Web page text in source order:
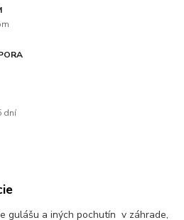
dní
gulášu a iných pochutín v záhrade,